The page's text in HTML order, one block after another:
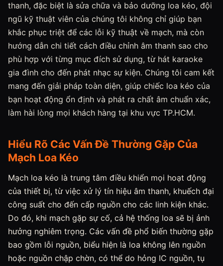
thanh, đặc biệt là sửa chữa và bảo dưỡng loa kéo, đội
ngũ kỹ thuật viên của chúng tôi không chỉ giúp bạn
khắc phục triệt để các lỗi kỹ thuật về mạch, mà còn
hướng dẫn chi tiết cách điều chỉnh âm thanh sao cho
phù hợp với từng mục đích sử dụng, từ hát karaoke
gia đình cho đến phát nhạc sự kiện. Chúng tôi cam kết
mang đến giải pháp toàn diện, giúp chiếc loa kéo của
bạn hoạt động ổn định và phát ra chất âm chuẩn xác,
làm hài lòng mọi khách hàng tại khu vực TP.HCM.
Hiểu Rõ Các Vấn Đề Thường Gặp Của
Mạch Loa Kéo
Mạch loa kéo là trung tâm điều khiển mọi hoạt động
của thiết bị, từ việc xử lý tín hiệu âm thanh, khuếch đại
công suất cho đến cấp nguồn cho các linh kiện khác.
Do đó, khi mạch gặp sự cố, cả hệ thống loa sẽ bị ảnh
hưởng nghiêm trọng. Các vấn đề phổ biến thường gặp
bao gồm lỗi nguồn, biểu hiện là loa không lên nguồn
hoặc nguồn chập chờn, có thể do hỏng IC nguồn, tụ